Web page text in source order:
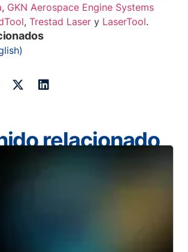
, GKN Aerospace Engine Systems
, Trestad Laser y LaserTool.
relacionado